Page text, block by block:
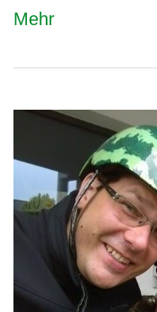
Mehr